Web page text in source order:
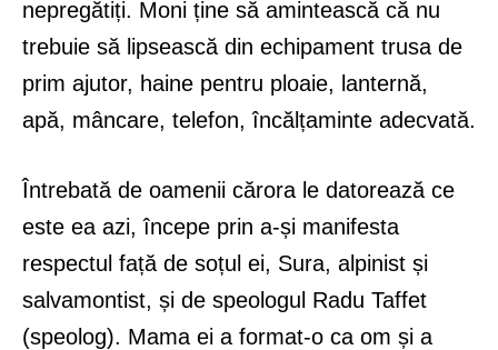
nepregătiți. Moni ține să amintească că nu
trebuie să lipsească din echipament trusa de
prim ajutor, haine pentru ploaie, lanternă,
apă, mâncare, telefon, încălțaminte adecvată.
Întrebată de oamenii cărora le datorează ce
este ea azi, începe prin a-și manifesta
respectul față de soțul ei, Sura, alpinist și
salvamontist, și de speologul Radu Taffet
(speolog). Mama ei a format-o ca om și a